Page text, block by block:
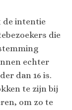
de intentie
die
echter
dan 16 is.
te zijn bij
om zo te